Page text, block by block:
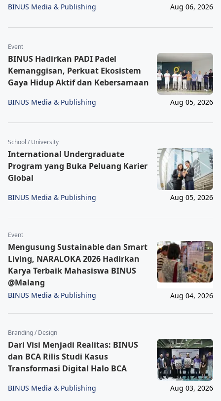
BINUS Media & Publishing Aug 06, 2026
Event
BINUS Hadirkan PADI Padel
Kemanggisan, Perkuat Ekosistem
Gaya Hidup Aktif dan Kebersamaan
BINUS Media & Publishing Aug 05, 2026
School / University
International Undergraduate
Program yang Buka Peluang Karier
Global
BINUS Media & Publishing Aug 05, 2026
Event
Mengusung Sustainable dan Smart
Living, NARALOKA 2026 Hadirkan
Karya Terbaik Mahasiswa BINUS
@Malang
BINUS Media & Publishing Aug 04, 2026
Branding / Design
Dari Visi Menjadi Realitas: BINUS
dan BCA Rilis Studi Kasus
Transformasi Digital Halo BCA
BINUS Media & Publishing Aug 03, 2026